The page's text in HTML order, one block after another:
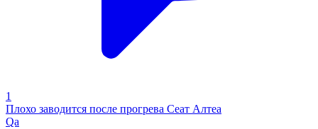
1
Плохо заводится после прогрева Сеат Алтеа
Qa